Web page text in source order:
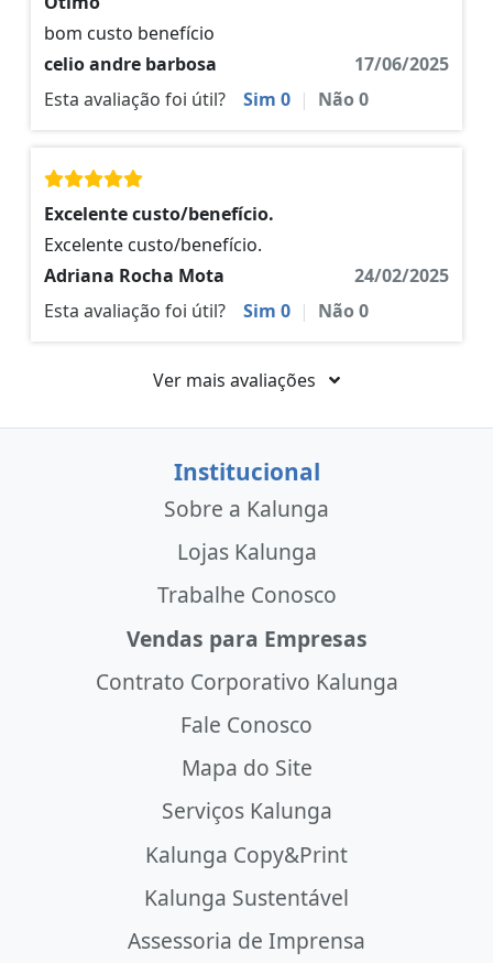
bom custo benefício
celio andre barbosa
17/06/2025
Esta avaliação foi útil?
Sim 0 | Não0
Excelente custo/benefício.
Excelente custo/benefício.
Adriana Rocha Mota
24/02/2025
Esta avaliação foi útil?
Sim 0 | Não0
Ver mais avaliações
Institucional
Sobre a Kalunga
Lojas Kalunga
Trabalhe Conosco
Vendas para Empresas
Contrato Corporativo Kalunga
Fale Conosco
Mapa do Site
Serviços Kalunga
Kalunga Copy&Print
Kalunga Sustentável
Assessoria de Imprensa